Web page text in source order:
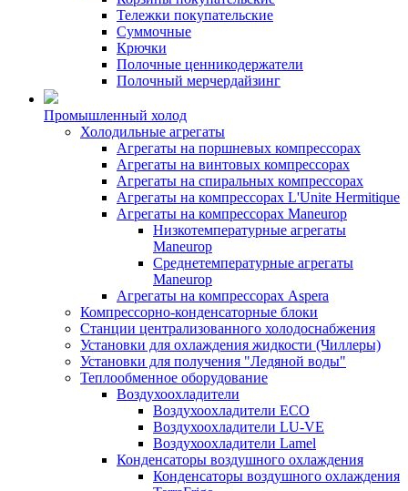
Тележки покупательские
Суммочные
Крючки
Полочные ценникодержатели
Полочный мерчердайзинг
Промышленный холод
Холодильные агрегаты
Агрегаты на поршневых компрессорах
Агрегаты на винтовых компрессорах
Агрегаты на спиральных компрессорах
Агрегаты на компрессорах L'Unite Hermitique
Агрегаты на компрессорах Maneurop
Низкотемпературные агрегаты
Maneurop
Среднетемпературные агрегаты
Maneurop
Агрегаты на компрессорах Aspera
Компрессорно-конденсаторные блоки
Станции централизованного холодоснабжения
Установки для охлаждения жидкости (Чиллеры)
Установки для получения "Ледяной воды"
Теплообменное оборудование
Воздухоохладители
Воздухоохладители EСО
Воздухоохладители LU-VE
Воздухоохладители Lamel
Конденсаторы воздушного охлаждения
Конденсаторы воздушного охлаждения